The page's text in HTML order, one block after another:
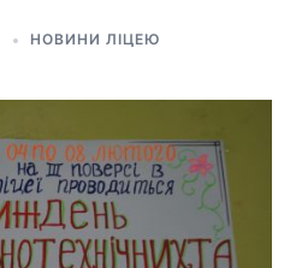
НОВИНИ ЛІЦЕЮ